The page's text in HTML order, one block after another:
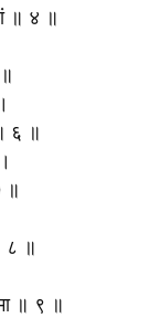
॥ ४ ॥
६ ॥
॥
८ ॥
॥ ९ ॥